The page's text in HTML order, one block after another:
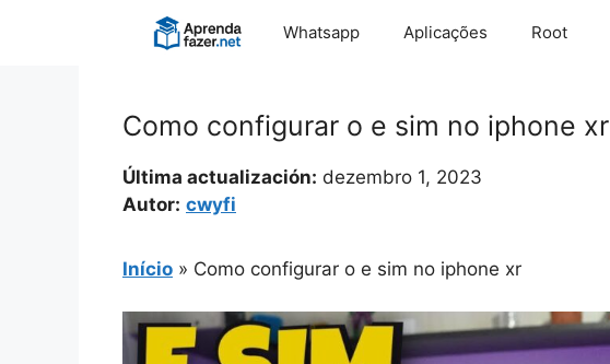
Whatsapp Aplicações Root
Como configurar o e sim no iphone xr
Última actualización: dezembro 1, 2023
Autor: cwyfi
Início » Como configurar o e sim no iphone xr